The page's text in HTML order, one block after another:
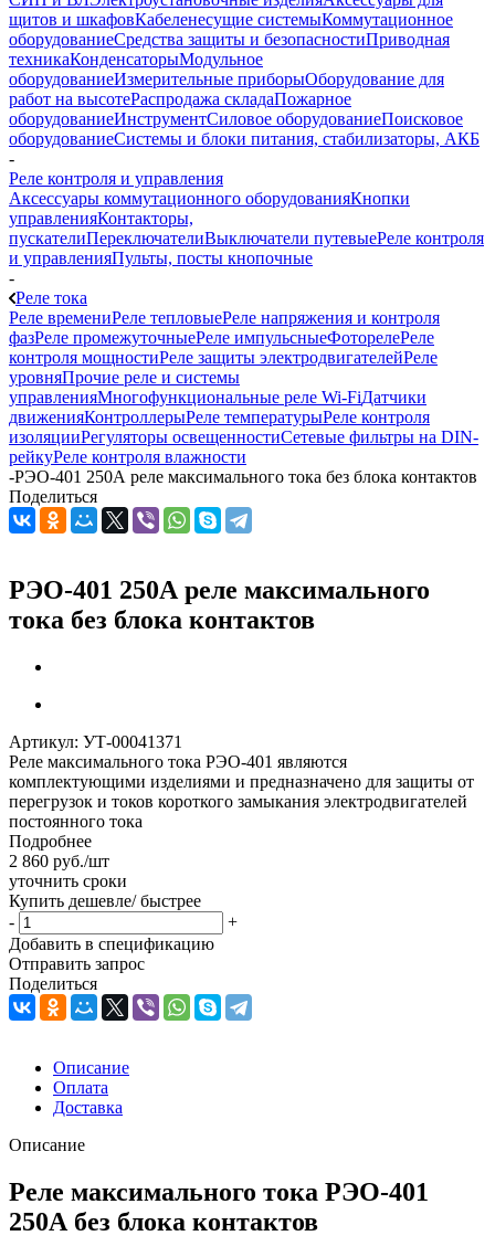
щитов и шкафовКабеленесущие системыКоммутационное
оборудованиеСредства защиты и безопасностиПриводная
техникаКонденсаторыМодульное
оборудованиеИзмерительные приборыОборудование для
работ на высотеРаспродажа складаПожарное
оборудованиеИнструментСиловое оборудованиеПоисковое
оборудованиеСистемы и блоки питания, стабилизаторы, АКБ
-
Реле контроля и управления
Аксессуары коммутационного оборудованияКнопки
управленияКонтакторы,
пускателиПереключателиВыключатели путевыеРеле контроля
и управленияПульты, посты кнопочные
-
Реле тока
Реле времениРеле тепловыеРеле напряжения и контроля
фазРеле промежуточныеРеле импульсныеФоторелеРеле
контроля мощностиРеле защиты электродвигателейРеле
уровняПрочие реле и системы
управленияМногофункциональные реле Wi-FiДатчики
движенияКонтроллерыРеле температурыРеле контроля
изоляцииРегуляторы освещенностиСетевые фильтры на DIN-
рейкуРеле контроля влажности
-РЭО-401 250А реле максимального тока без блока контактов
Поделиться
РЭО-401 250А реле максимального
тока без блока контактов
Артикул: УТ-00041371
Реле максимального тока РЭО-401 являются
комплектующими изделиями и предназначено для защиты от
перегрузок и токов короткого замыкания электродвигателей
постоянного тока
Подробнее
2 860 руб./шт
уточнить сроки
Купить дешевле/ быстрее
-
+
Добавить в спецификацию
Отправить запрос
Поделиться
Описание
Оплата
Доставка
Описание
Реле максимального тока РЭО-401
250А без блока контактов